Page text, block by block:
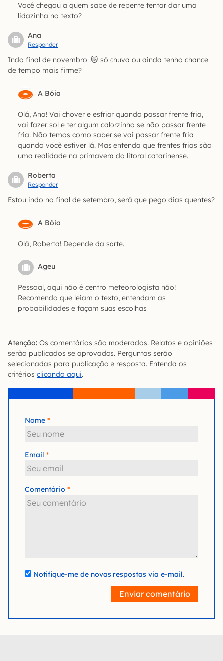
Você chegou a quem sabe de repente tentar dar uma
lidazinha no texto?
Ana
Responder
Indo final de novembro .😿 só chuva ou ainda tenho chance
de tempo mais firme?
A Bóia
Olá, Ana! Vai chover e esfriar quando passar frente fria,
vai fazer sol e ter algum calorzinho se não passar frente
fria. Não temos como saber se vai passar frente fria
quando você estiver lá. Mas entenda que frentes frias são
uma realidade na primavera do litoral catarinense.
Roberta
Responder
Estou indo no final de setembro, será que pego dias quentes?
A Bóia
Olá, Roberta! Depende da sorte.
Ageu
Pessoal, aqui não é centro meteorologista não!
Recomendo que leiam o texto, entendam as
probabilidades e façam suas escolhas
Atenção: Os comentários são moderados. Relatos e opiniões
serão publicados se aprovados. Perguntas serão
selecionadas para publicação e resposta. Entenda os
critérios clicando aqui.
Nome
Email
Comentário
Notifique-me de novas respostas via e-mail.
Enviar comentário